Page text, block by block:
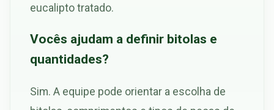
eucalipto tratado.
Vocês ajudam a definir bitolas e
quantidades?
Sim. A equipe pode orientar a escolha de